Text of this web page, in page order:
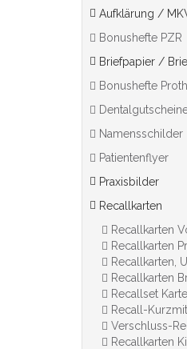
Aufklärung /
Bonushefte PZR
Briefpapier /
Bonushefte
Namensschilder
Patientenflyer
Praxisbilder
Recallkarten
Recallkarten
Recallkarten
Recallkarten,
Recallkarten
Recallset
Recall-
Verschluss-
Recallkarten